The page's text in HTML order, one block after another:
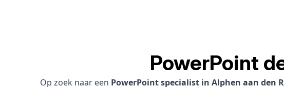
PowerPoint
Op zoek naar een PowerPoint specialist in Alphen aan den